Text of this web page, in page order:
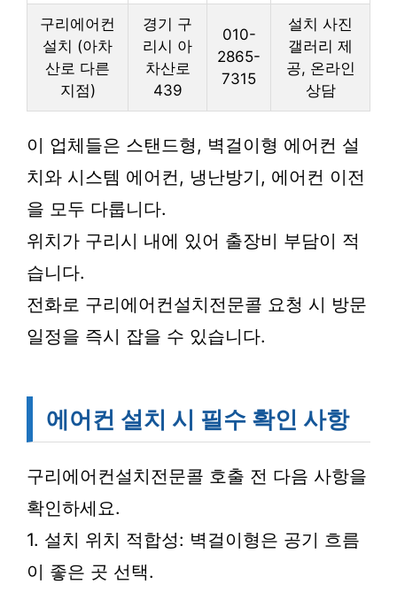
구리에어컨
설치 (아차
산로 다른
지점)
경기 구
리시 아
차산로
439
010-
2865-
7315
설치 사진
갤러리 제
공, 온라인
상담
이 업체들은 스탠드형, 벽걸이형 에어컨 설
치와 시스템 에어컨, 냉난방기, 에어컨 이전
을 모두 다룹니다.
위치가 구리시 내에 있어 출장비 부담이 적
습니다.
전화로 구리에어컨설치전문콜 요청 시 방문
일정을 즉시 잡을 수 있습니다.
에어컨 설치 시 필수 확인 사항
구리에어컨설치전문콜 호출 전 다음 사항을
확인하세요.
1. 설치 위치 적합성: 벽걸이형은 공기 흐름
이 좋은 곳 선택.